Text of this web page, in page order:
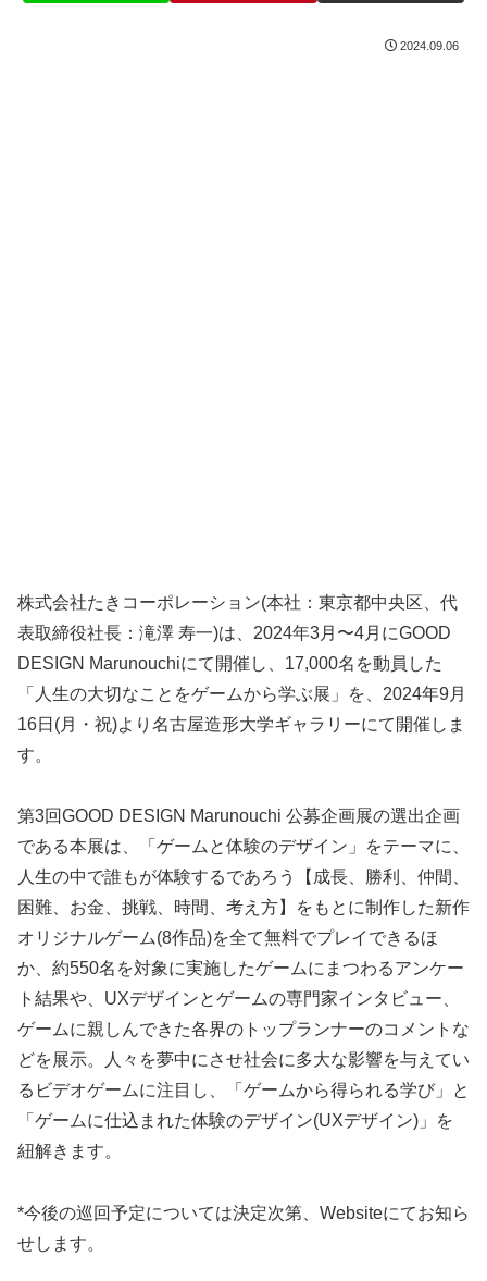
2024.09.06
株式会社たきコーポレーション(本社：東京都中央区、代
表取締役社長：滝澤 寿一)は、2024年3月〜4月にGOOD
DESIGN Marunouchiにて開催し、17,000名を動員した
「人生の大切なことをゲームから学ぶ展」を、2024年9月
16日(月・祝)より名古屋造形大学ギャラリーにて開催しま
す。
第3回GOOD DESIGN Marunouchi 公募企画展の選出企画
である本展は、「ゲームと体験のデザイン」をテーマに、
人生の中で誰もが体験するであろう【成長、勝利、仲間、
困難、お金、挑戦、時間、考え方】をもとに制作した新作
オリジナルゲーム(8作品)を全て無料でプレイできるほ
か、約550名を対象に実施したゲームにまつわるアンケー
ト結果や、UXデザインとゲームの専門家インタビュー、
ゲームに親しんできた各界のトップランナーのコメントな
どを展示。人々を夢中にさせ社会に多大な影響を与えてい
るビデオゲームに注目し、「ゲームから得られる学び」と
「ゲームに仕込まれた体験のデザイン(UXデザイン)」を
紐解きます。
*今後の巡回予定については決定次第、Websiteにてお知ら
せします。